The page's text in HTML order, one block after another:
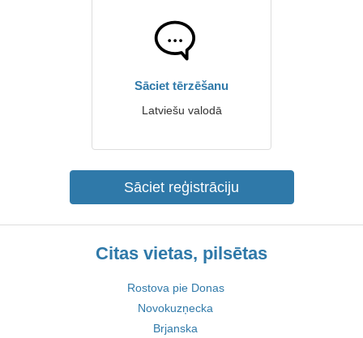
Sāciet tērzēšanu
Latviešu valodā
Sāciet reģistrāciju
Citas vietas, pilsētas
Rostova pie Donas
Novokuzņecka
Brjanska